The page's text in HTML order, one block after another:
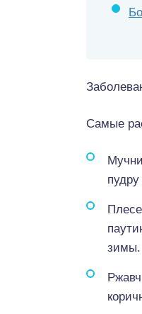
Самые
зимы.